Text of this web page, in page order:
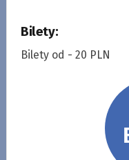
Bilety:
Bilety od - 20 PLN